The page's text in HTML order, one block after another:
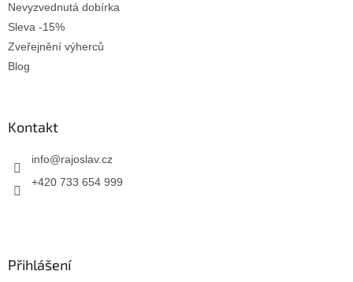
Nevyzvednutá dobírka
Sleva -15%
Zveřejnění výherců
Blog
Kontakt
info@rajoslav.cz
+420 733 654 999
Přihlášení